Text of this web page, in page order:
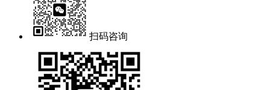
扫码咨询